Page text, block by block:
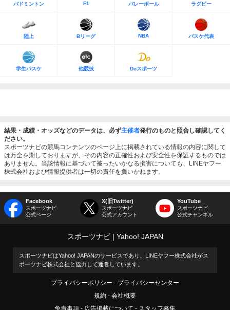
バドミントン F1 バレーボール ラグビー
陸上 Bリーグ NBA バスケ代表
学生バスケ 他競技 Doスポーツ
結果・成績・オッズなどのデータは、必ず主催者発行のものと照合し確認してく
ださい。
スポーツナビの競馬コンテンツのページ上に掲載されている情報の内容に関して
は万全を期しておりますが、その内容の正確性および安全性を保証するものでは
ありません。当該情報に基づいて被ったいかなる損害についても、LINEヤフー
株式会社および情報提供者は一切の責任を負いかねます。
Facebook
スポーツナビ
公式ページ
X(旧Twitter)
スポーツナビ
公式アカウント
YouTube
スポーツナビ
公式チャンネル
スポーツナビ Yahoo! JAPAN
スポーツナビはYahoo! JAPANのサービスであり、LINEヤフー株式会社がス
ポーツナビ株式会社と協力して運営しています。
プライバシーポリシー
プライバシーセンター
規約
会社概要
免責事項
広告掲載について スタッフ募集